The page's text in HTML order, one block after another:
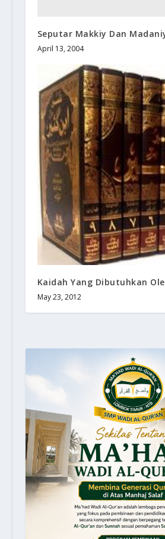
Seputar Makkiy Dan
April 13, 2004
Kaidah Yang Dibutuhkan
May 23, 2012